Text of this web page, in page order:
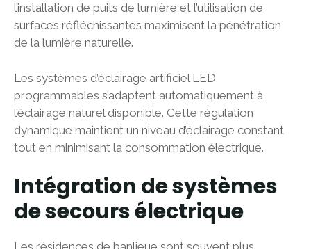
l’installation de puits de lumière et l’utilisation de
surfaces réfléchissantes maximisent la pénétration
de la lumière naturelle.
Les systèmes d’éclairage artificiel LED
programmables s’adaptent automatiquement à
l’éclairage naturel disponible. Cette régulation
dynamique maintient un niveau d’éclairage constant
tout en minimisant la consommation électrique.
Intégration de systèmes
de secours électrique